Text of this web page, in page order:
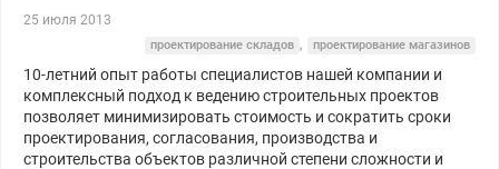
25 июля 2013
проектирование складов , проектирование магазинов
10-летний опыт работы специалистов нашей компании и
комплексный подход к ведению строительных проектов
позволяет минимизировать стоимость и сократить сроки
проектирования, согласования, производства и
строительства объектов различной степени сложности и